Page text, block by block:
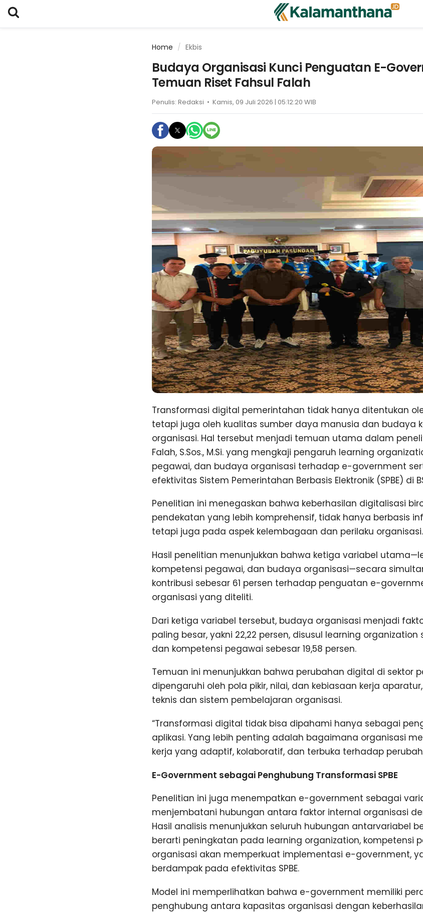
Home Ekbis
Budaya Organisasi Kunci Penguatan E-
Temuan Riset Fahsul Falah
Penulis: Redaksi • Kamis, 09 Juli 2026 | 05:12:20 WIB
Transformasi digital pemerintahan tidak hanya ditentukan
tetapi juga oleh kualitas sumber daya manusia dan budaya
organisasi. Hal tersebut menjadi temuan utama dalam
Falah, S.Sos., M.Si. yang mengkaji pengaruh learning
pegawai, dan budaya organisasi terhadap e-government
efektivitas Sistem Pemerintahan Berbasis Elektronik (SPBE) di
Penelitian ini menegaskan bahwa keberhasilan digitalisasi
pendekatan yang lebih komprehensif, tidak hanya berbasis
tetapi juga pada aspek kelembagaan dan perilaku organisasi.
Hasil penelitian menunjukkan bahwa ketiga variabel
kompetensi pegawai, dan budaya organisasi—secara
kontribusi sebesar 61 persen terhadap penguatan e-
organisasi yang diteliti.
Dari ketiga variabel tersebut, budaya organisasi menjadi
paling besar, yakni 22,22 persen, disusul learning organization
dan kompetensi pegawai sebesar 19,58 persen.
Temuan ini menunjukkan bahwa perubahan digital di sektor
dipengaruhi oleh pola pikir, nilai, dan kebiasaan kerja
teknis dan sistem pembelajaran organisasi.
“Transformasi digital tidak bisa dipahami hanya sebagai
aplikasi. Yang lebih penting adalah bagaimana organisasi
kerja yang adaptif, kolaboratif, dan terbuka terhadap
E-Government sebagai Penghubung Transformasi SPBE
Penelitian ini juga menempatkan e-government sebagai
menjembatani hubungan antara faktor internal organisasi
Hasil analisis menunjukkan seluruh hubungan antarvariabel
berarti peningkatan pada learning organization, kompetensi
organisasi akan memperkuat implementasi e-government,
berdampak pada efektivitas SPBE.
Model ini memperlihatkan bahwa e-government memiliki
penghubung antara kapasitas organisasi dengan